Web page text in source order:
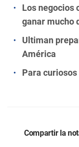
Los negocios
ganar mucho
Ultiman
América
Para curiosos
Compartir la